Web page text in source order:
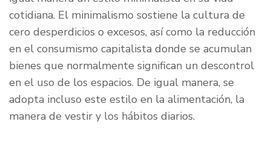
cotidiana. El minimalismo sostiene la cultura de
cero desperdicios o excesos, así como la reducción
en el consumismo capitalista donde se acumulan
bienes que normalmente significan un descontrol
en el uso de los espacios. De igual manera, se
adopta incluso este estilo en la alimentación, la
manera de vestir y los hábitos diarios.